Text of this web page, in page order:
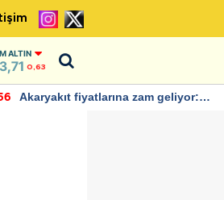
ALTIN
0,63
Akaryakıt fiyatlarına zam geliyor: